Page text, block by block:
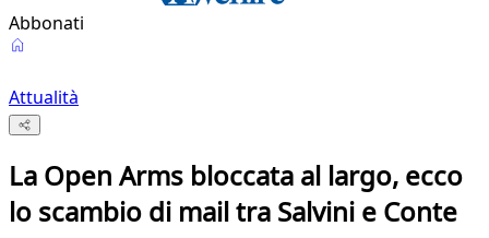
Abbonati
Attualità
La Open Arms bloccata al largo, ecco
lo scambio di mail tra Salvini e Conte